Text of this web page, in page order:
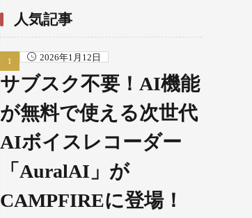
人気記事
2026年1月12日
サブスク不要！AI機能
が無料で使える次世代
AIボイスレコーダー
「AuralAI」が
CAMPFIREに登場！